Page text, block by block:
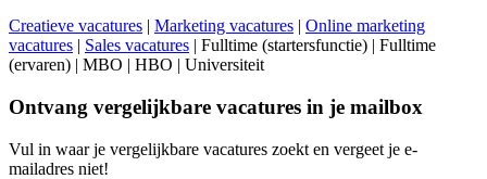
Creatieve vacatures | Marketing vacatures | Online marketing
vacatures | Sales vacatures | Fulltime (startersfunctie) | Fulltime
(ervaren) | MBO | HBO | Universiteit
Ontvang vergelijkbare vacatures in je mailbox
Vul in waar je vergelijkbare vacatures zoekt en vergeet je e-
mailadres niet!